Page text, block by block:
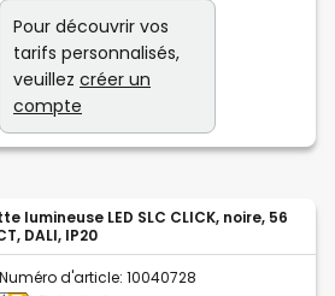
Pour découvrir vos
tarifs personnalisés,
veuillez créer un
compte
lumineuse LED SLC CLICK, noire, 56
DALI, IP20
Numéro d'article: 10040728